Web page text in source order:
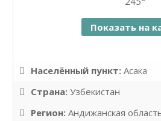
Показать на
Населённый пункт: Асака
Страна: Узбекистан
Регион: Андижанская